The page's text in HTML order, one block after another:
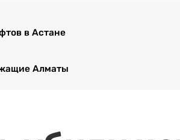
в Астане
Алматы